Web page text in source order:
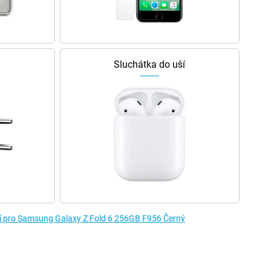
Sluchátka do uší
Samsung Galaxy Z Fold 6 256GB F956 Černý